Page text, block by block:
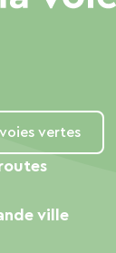
vertes
ville